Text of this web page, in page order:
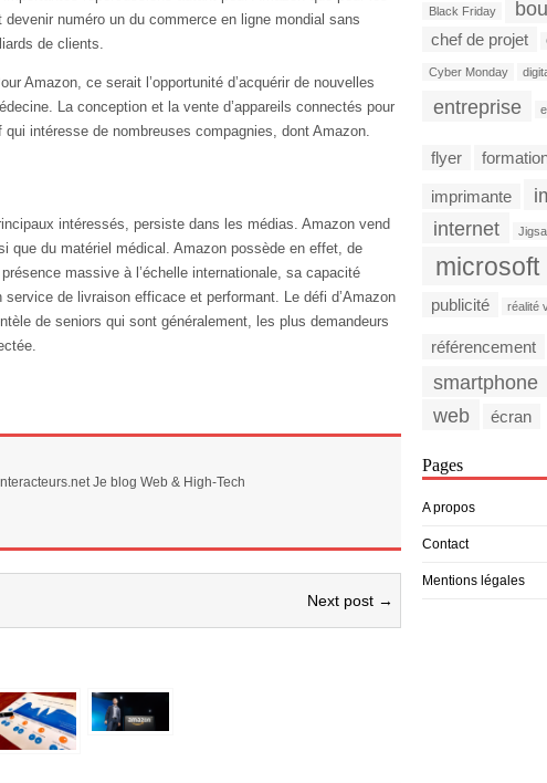
numéro un du commerce en ligne mondial sans
de clients.
Amazon, ce serait l’opportunité d’acquérir de nouvelles
La conception et la vente d’appareils connectés pour
intéresse de nombreuses compagnies, dont Amazon.
intéressés, persiste dans les médias. Amazon vend
que du matériel médical. Amazon possède en effet, de
massive à l’échelle internationale, sa capacité
de livraison efficace et performant. Le défi d’Amazon
de seniors qui sont généralement, les plus demandeurs
Je blog Web & High-Tech
Next post →
Black Friday
chef de projet
Cyber Monday
entreprise
flyer
imprimante
internet
microsoft
publicité
réalité
référencement
smartphone
web écran
Pages
A propos
Contact
Mentions légales